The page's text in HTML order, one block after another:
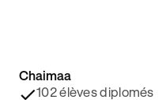
4.8/5 ⭐️
Chaimaa
102 élèves diplomés